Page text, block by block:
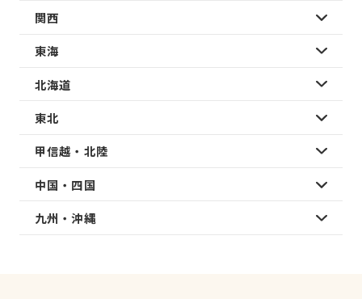
関西
東海
北海道
東北
甲信越・北陸
中国・四国
九州・沖縄